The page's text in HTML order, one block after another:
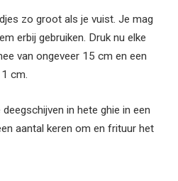
zo groot als je vuist. Je mag
erbij gebruiken. Druk nu elke
van ongeveer 15 cm en een
cm.
in hete ghie in een
aantal keren om en frituur het